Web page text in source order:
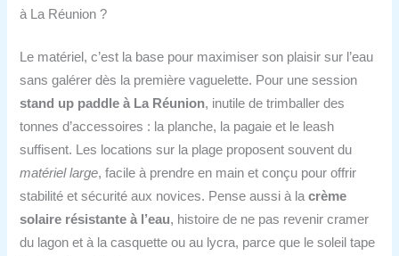
à La Réunion ?
Le matériel, c’est la base pour maximiser son plaisir sur l’eau
sans galérer dès la première vaguelette. Pour une session
stand up paddle à La Réunion, inutile de trimballer des
tonnes d’accessoires : la planche, la pagaie et le leash
suffisent. Les locations sur la plage proposent souvent du
matériel large, facile à prendre en main et conçu pour offrir
stabilité et sécurité aux novices. Pense aussi à lacrème
solaire résistante à l’eau, histoire de ne pas revenir cramer
du lagon et à la casquette ou au lycra, parce que le soleil tape